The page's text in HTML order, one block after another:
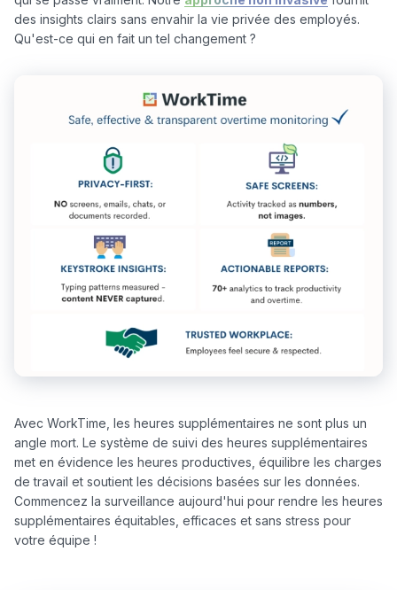
des insights clairs sans envahir la vie privée des employés.
Avec WorkTime, les heures supplémentaires ne sont plus un
angle mort. Le système de suivi des heures supplémentaires
met en évidence les heures productives, équilibre les charges
de travail et soutient les décisions basées sur les données.
Commencez la surveillance aujourd'hui pour rendre les heures
supplémentaires équitables, efficaces et sans stress pour